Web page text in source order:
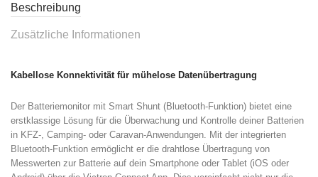
Beschreibung
Zusätzliche Informationen
Kabellose Konnektivität für mühelose Datenübertragung
Der Batteriemonitor mit Smart Shunt (Bluetooth-Funktion) bietet eine
erstklassige Lösung für die Überwachung und Kontrolle deiner Batterien
in KFZ-, Camping- oder Caravan-Anwendungen. Mit der integrierten
Bluetooth-Funktion ermöglicht er die drahtlose Übertragung von
Messwerten zur Batterie auf dein Smartphone oder Tablet (iOS oder